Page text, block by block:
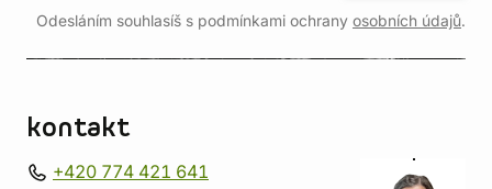
Odesláním souhlasíš s podmínkami ochrany osobních údajů.
kontakt
+420 774 421 641